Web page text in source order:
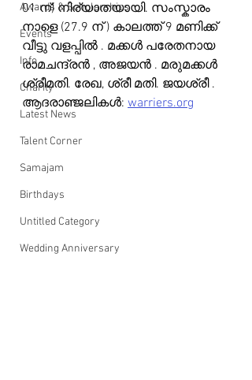
Awards & Scholarships
Events
Info
Charity
Latest News
Talent Corner
Samajam
Birthdays
Untitled Category
Wedding Anniversary
01 ന്) നിര്യാതയായി. സംസ്കാരം
നാളെ (27.9 ന് ) കാലത്ത് 9 മണിക്ക്
വീട്ടു വളപ്പിൽ . മക്കൾ പരേതനായ
രാമചന്ദ്രൻ , അജയൻ . മരുമക്കൾ
ശ്രീമതി. രേഖ, ശ്രീ മതി. ജയശ്രീ .
ആദരാഞ്ജലികൾ: warriers.org